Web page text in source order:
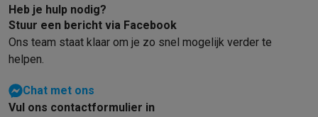
Heb je hulp nodig?
Stuur een bericht via Facebook
Ons team staat klaar om je zo snel mogelijk verder te
helpen.
Chat met ons
Vul ons contactformulier in